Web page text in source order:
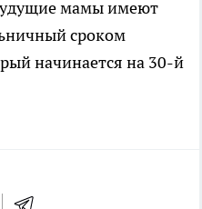
мамы имеют
сроком
начинается на 30-й